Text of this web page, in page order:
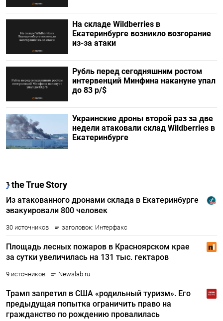
На складе Wildberries в
Екатеринбурге возникло возгорание
из-за атаки
Рубль перед сегодняшним ростом
интервенций Минфина накануне упал
до 83 р/$
Украинские дроны второй раз за две
недели атаковали склад Wildberries в
Екатеринбурге